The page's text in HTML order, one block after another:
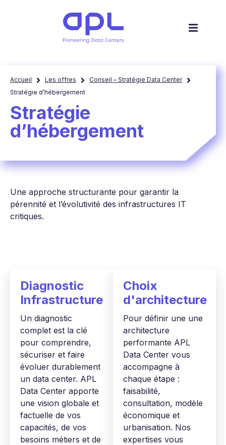
Accueil Les offres
Conseil – Stratégie Data Center
Stratégie d’hébergement
Stratégie
d’hébergement
Une approche structurante pour garantir la
pérennité et l’évolutivité des infrastructures IT
critiques.
Diagnostic
Infrastructure
Un diagnostic
complet est la clé
pour comprendre,
sécuriser et faire
évoluer durablement
un data center. APL
Data Center apporte
une vision globale et
factuelle de vos
capacités, de vos
besoins métiers et de
Choix
d'architecture
Pour définir une une
architecture
performante APL
Data Center vous
accompagne à
chaque étape :
faisabilité,
consultation, modèle
économique et
urbanisation. Nos
expertises vous